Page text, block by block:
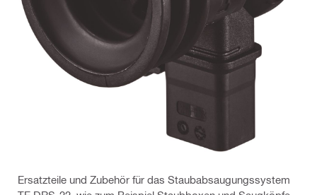
Ersatzteile und Zubehör für das Staubabsaugungssystem